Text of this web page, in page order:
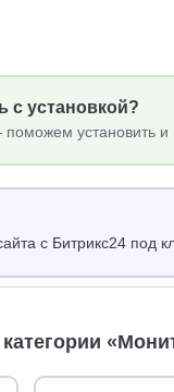
с установкой?
установить и
с Битрикс24 под